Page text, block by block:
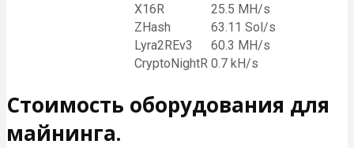
X16R
25.5 MH/s
ZHash
63.11 Sol/s
Lyra2REv3
60.3 MH/s
CryptoNightR 0.7 kH/s
Стоимость оборудования для
майнинга.